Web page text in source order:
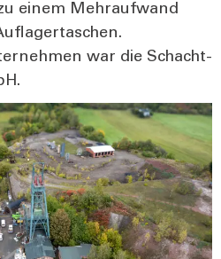
einem Mehr­auf­wand
war die Schacht­